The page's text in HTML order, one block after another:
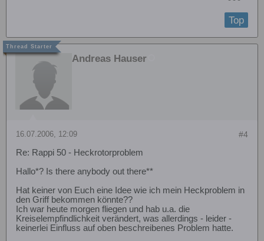
Top
Andreas Hauser
#4
16.07.2006, 12:09
Re: Rappi 50 - Heckrotorproblem
Hallo*? Is there anybody out there**
Hat keiner von Euch eine Idee wie ich mein Heckproblem in
den Griff bekommen könnte??
Ich war heute morgen fliegen und hab u.a. die
Kreiselempfindlichkeit verändert, was allerdings - leider -
keinerlei Einfluss auf oben beschreibenes Problem hatte.